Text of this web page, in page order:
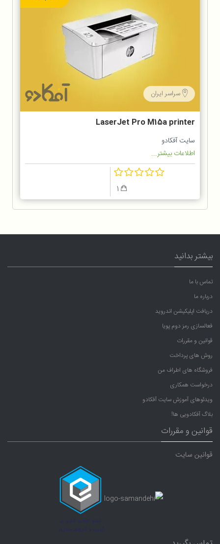
سراسر ایران
LaserJet Pro M15a printer
سایت آفکادو
اطلاعات بیشتر...
بیشتر بدانید
تماس با ما
درباره ما
دریافت اپلیکیشن اندروید
فعالسازی رمز دوم پویا
قوانین و مقررات
روش های پرداخت
فروشگاه های اطراف من
درخواست همکاری
ویدئوهای آموزش سایت آفکادو
بلاگ آفکادویی ها!
قوانین و مقررات
قوانین سایت